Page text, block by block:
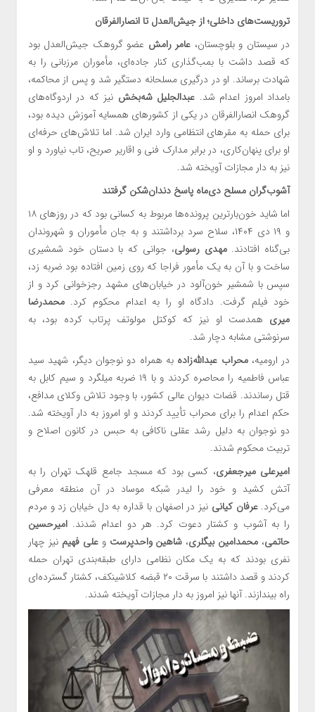
تروریست‌های داخلی؛ از جیش‌العدل تا انصارالفرقان
در سیستان و بلوچستان، عامر رامش عضو گروهک جیش‌العدل بود
که قصد داشت با بمب‌گذاری کنار جاده‌ای، مأموران مرزبانی را به
شهادت برساند. او در درگیری مسلحانه دستگیر شد و پس از محاکمه،
بامداد امروز اعدام شد. عبدالجلیل شه‌بخش نیز که در اردوگاه‌های
گروهک انصارالفرقان در یکی از کشورهای همسایه آموزش دیده بود،
برای حمله به مقرهای انتظامی وارد ایران شد. اما تلاش‌های حرفه‌ای
او برای پنهان‌کاری، در برابر مدارک فنی و اقاریر صریح، تاب نیاورد و او
نیز به دار مجازات آویخته شد.
آشوب‌گران مسلح دی‌ماه پاسخ دندان‌شکن گرفتند
اما شاید خون‌بارترین پرونده‌ها مربوط به کسانی بود که در روزهای ۱۸
و ۱۹ دی ۱۴۰۴، سلاح سرد برداشتند و به جان مأموران و شهروندان
بی‌گناه افتادند.مهدی رسولی، جوانی که با دستان خود شمشیری
ساخت و با آن به یک مأمور فراجا که روی زمین افتاده بود ضربه زد،
سپس با شمشیر خون‌آلود در خیابان‌های مشهد رجزخوانی کرد و از
خود فیلم گرفت. دادگاه او را به اعدام محکوم کرد.محمدرضا
میری همدست او نیز که کوکتل مولوتف پرتاب کرده بود، به
سرنوشتی مشابه دچار شد.
در ارومیه،محراب عبدالله‌زاده به همراه دو نوجوان دیگر، شهید سید
عباس فاطمیه را محاصره کردند و با ۱۹ ضربه میلگرد و سیم کابل به
قتل رساندند. قضات دیوان عالی کشور، با وجود تلاش وکلای مدافع،
حکم اعدام را برای محراب تأیید کردند و او امروز به دار آویخته شد.
دو نوجوان به دلیل رشد عقلی ناکافی به حبس در کانون اصلاح و
تربیت محکوم شدند.
امیرعلی میرجعفری، کسی بود که مسجد جامع قلهک تهران را به
آتش کشید و خود را لیدر شبکه موساد در آن منطقه معرفی
می‌کرد.عرفان کیانی نیز در اصفهان با قداره به دل خیابان زد و مردم
را به آشوب و کشتار دعوت کرد. هر دو اعدام شدند.امیرحسین
حاتمی، محمدامین بیگلری، شاهین واحدپرست وعلی فهیم نیز چهار
نفری بودند که به یک مکان نظامی دارای طبقه‌بندی تهران حمله
کردند و قصد داشتند با سرقت ۲۰ قبضه کلاشینکف، کشتار گسترده‌ای
راه بیندازند. آنها نیز امروز به دار مجازات آویخته شدند.